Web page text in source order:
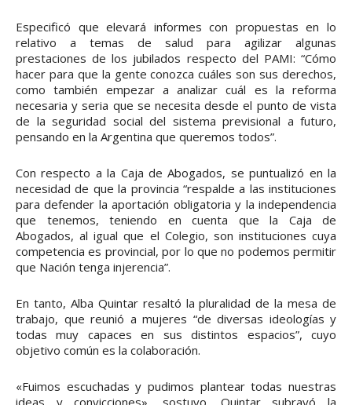
Especificó que elevará informes con propuestas en lo
relativo a temas de salud para agilizar algunas
prestaciones de los jubilados respecto del PAMI: “Cómo
hacer para que la gente conozca cuáles son sus derechos,
como también empezar a analizar cuál es la reforma
necesaria y seria que se necesita desde el punto de vista
de la seguridad social del sistema previsional a futuro,
pensando en la Argentina que queremos todos”.
Con respecto a la Caja de Abogados, se puntualizó en la
necesidad de que la provincia “respalde a las instituciones
para defender la aportación obligatoria y la independencia
que tenemos, teniendo en cuenta que la Caja de
Abogados, al igual que el Colegio, son instituciones cuya
competencia es provincial, por lo que no podemos permitir
que Nación tenga injerencia”.
En tanto, Alba Quintar resaltó la pluralidad de la mesa de
trabajo, que reunió a mujeres “de diversas ideologías y
todas muy capaces en sus distintos espacios”, cuyo
objetivo común es la colaboración.
«Fuimos escuchadas y pudimos plantear todas nuestras